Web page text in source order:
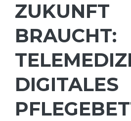
ZUKUNFT
BRAUCHT:
DIGITALES